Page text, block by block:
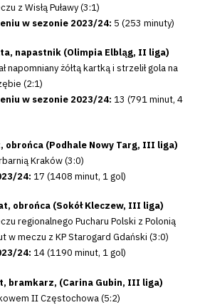
z Wisłą Puławy (3:1)
w sezonie 2023/24: 5 (253 minuty)
napastnik (Olimpia Elbląg, II liga)
napomniany żółtą kartką i strzelił gola na
(2:1)
w sezonie 2023/24: 13 (791 minut, 4
obrońca (Podhale Nowy Targ, III liga)
Kraków (3:0)
24: 17 (1408 minut, 1 gol)
obrońca (Sokół Kleczew, III liga)
regionalnego Pucharu Polski z Polonią
w meczu z KP Starogard Gdański (3:0)
24: 14 (1190 minut, 1 gol)
bramkarz, (Carina Gubin, III liga)
II Częstochowa (5:2)